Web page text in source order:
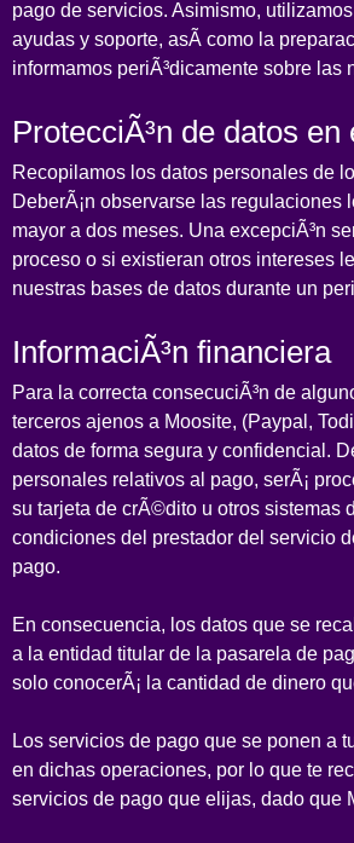
pago de servicios. Asimismo,
ayudas y soporte, asÃ­ como la
informamos periÃ³dicamente sobre
ProtecciÃ³n de datos
Recopilamos los datos personales de
DeberÃ¡n observarse las
mayor a dos meses. Una excepciÃ³n
proceso o si existieran otros intereses
nuestras bases de datos durante un
InformaciÃ³n financiera
Para la correcta consecuciÃ³n de
terceros ajenos a Moosite, (Paypal,
datos de forma segura y confidencial.
personales relativos al pago, serÃ¡
su tarjeta de crÃ©dito u otros sistemas
condiciones del prestador del servicio
pago.
En consecuencia, los datos que se
a la entidad titular de la pasarela de
solo conocerÃ¡ la cantidad de dinero
Los servicios de pago que se ponen a
en dichas operaciones, por lo que te
servicios de pago que elijas, dado que